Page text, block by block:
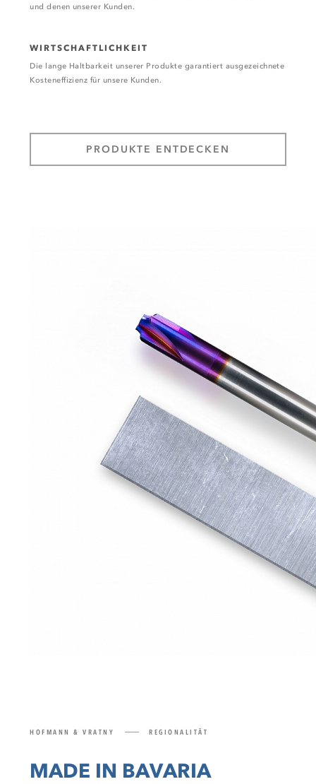
und denen unserer Kunden.
WIRTSCHAFTLICHKEIT
Die lange Haltbarkeit unserer Produkte garantiert ausgezeichnete
Kosteneffizienz für unsere Kunden.
PRODUKTE ENTDECKEN
HOFMANN & VRATNY REGIONALITÄT
MADE IN BAVARIA